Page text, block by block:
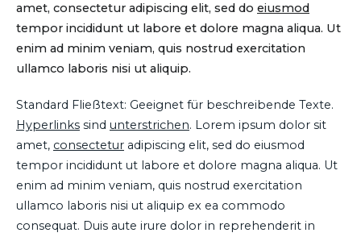
amet, consectetur adipiscing elit, sed do eiusmod
tempor incididunt ut labore et dolore magna aliqua. Ut
enim ad minim veniam, quis nostrud exercitation
ullamco laboris nisi ut aliquip.
Standard Fließtext: Geeignet für beschreibende Texte.
Hyperlinks sind unterstrichen. Lorem ipsum dolor sit
amet, consectetur adipiscing elit, sed do eiusmod
tempor incididunt ut labore et dolore magna aliqua. Ut
enim ad minim veniam, quis nostrud exercitation
ullamco laboris nisi ut aliquip ex ea commodo
consequat. Duis aute irure dolor in reprehenderit in